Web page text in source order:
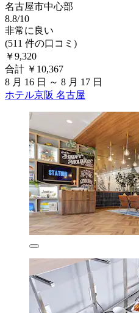
名古屋市中心部
8.8/10
非常に良い
(511 件の口コミ)
￥9,320
合計 ￥10,367
8 月 16 日 ～ 8 月 17 日
ホテル京阪 名古屋